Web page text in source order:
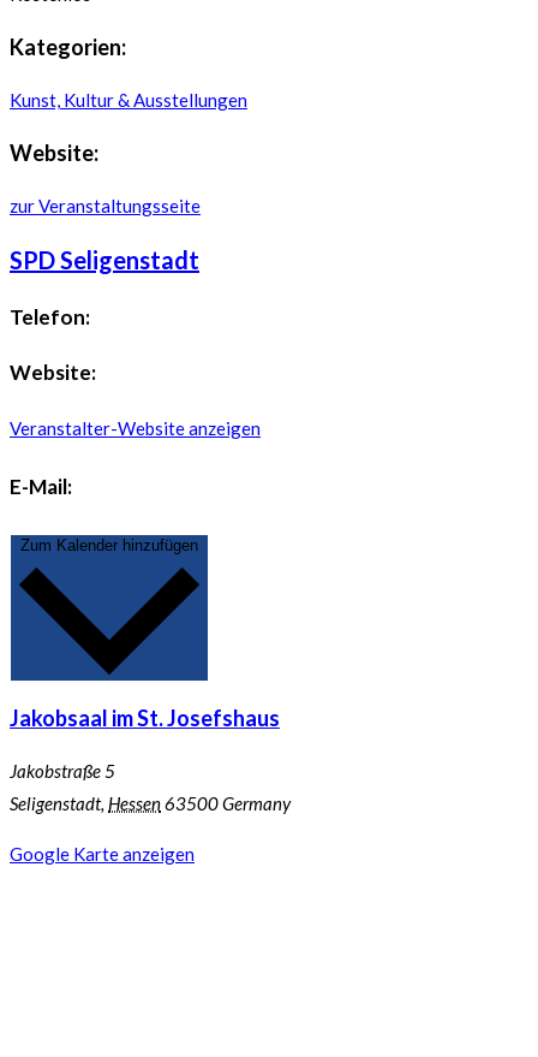
Kategorien:
Kunst, Kultur & Ausstellungen
Website:
zur Veranstaltungsseite
SPD Seligenstadt
Telefon:
Website:
Veranstalter-Website anzeigen
E-Mail:
Jakobsaal im St. Josefshaus
Jakobstraße 5
Seligenstadt, Hessen63500Germany
Google Karte anzeigen